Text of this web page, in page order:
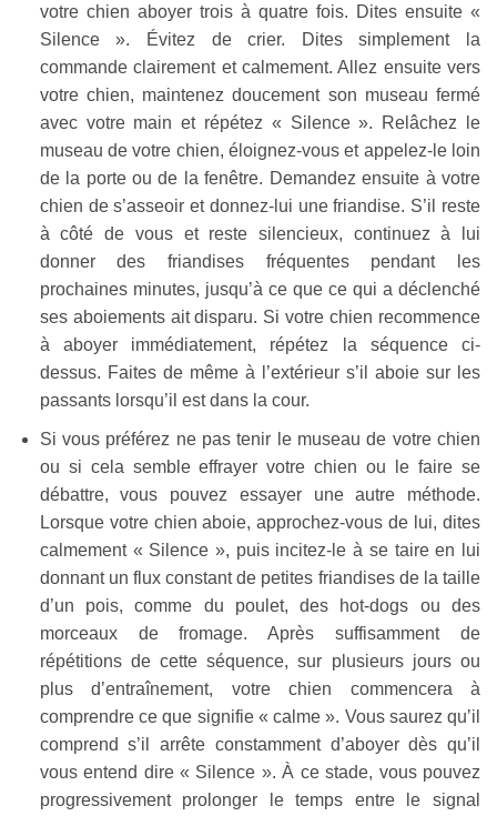
votre chien aboyer trois à quatre fois. Dites ensuite «
Silence ». Évitez de crier. Dites simplement la
commande clairement et calmement. Allez ensuite vers
votre chien, maintenez doucement son museau fermé
avec votre main et répétez « Silence ». Relâchez le
museau de votre chien, éloignez-vous et appelez-le loin
de la porte ou de la fenêtre. Demandez ensuite à votre
chien de s’asseoir et donnez-lui une friandise. S’il reste
à côté de vous et reste silencieux, continuez à lui
donner des friandises fréquentes pendant les
prochaines minutes, jusqu’à ce que ce qui a déclenché
ses aboiements ait disparu. Si votre chien recommence
à aboyer immédiatement, répétez la séquence ci-
dessus. Faites de même à l’extérieur s’il aboie sur les
passants lorsqu’il est dans la cour.
Si vous préférez ne pas tenir le museau de votre chien
ou si cela semble effrayer votre chien ou le faire se
débattre, vous pouvez essayer une autre méthode.
Lorsque votre chien aboie, approchez-vous de lui, dites
calmement « Silence », puis incitez-le à se taire en lui
donnant un flux constant de petites friandises de la taille
d’un pois, comme du poulet, des hot-dogs ou des
morceaux de fromage. Après suffisamment de
répétitions de cette séquence, sur plusieurs jours ou
plus d’entraînement, votre chien commencera à
comprendre ce que signifie « calme ». Vous saurez qu’il
comprend s’il arrête constamment d’aboyer dès qu’il
vous entend dire « Silence ». À ce stade, vous pouvez
progressivement prolonger le temps entre le signal